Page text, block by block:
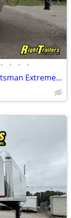
• • • •
New 2026 Vintage Trailers 8.5x50 Sportsman Extreme Living Quarters